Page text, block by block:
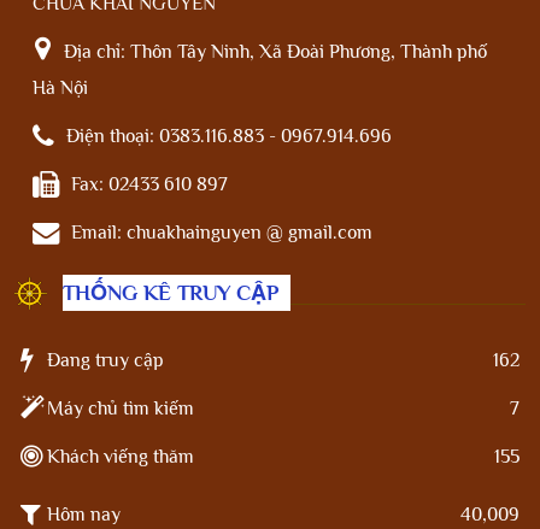
Địa chỉ: Thôn Tây Ninh, Xã Đoài Phương, Thành phố
Hà Nội
Điện thoại: 0383.116.883 - 0967.914.696
Fax: 02433 610 897
Email: chuakhainguyen @ gmail.com
THỐNG KÊ TRUY CẬP
Đang truy cập 162
Máy chủ tìm kiếm 7
Khách viếng thăm 155
Hôm nay 40,009